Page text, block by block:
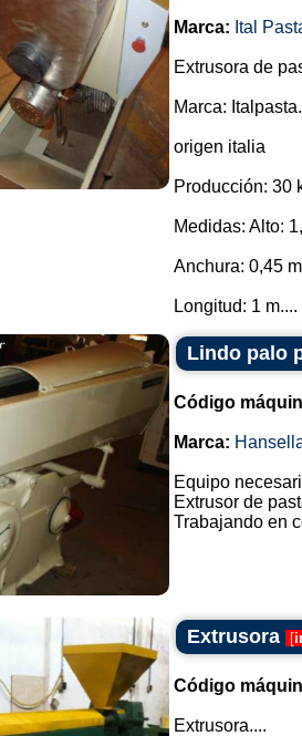
Marca: Ital
Extrusora de
Marca: Italpasta.
origen italia
Producción: 30
Medidas: Alto:
Anchura: 0,45 m
Longitud: 1 m....
Lindo palo
Código
Marca:
Equipo
Extrusor de
Trabajando en
Extrusora [
Código
Extrusora....